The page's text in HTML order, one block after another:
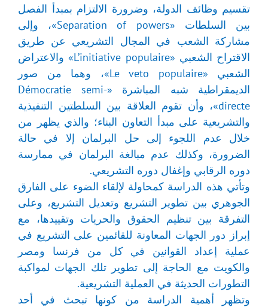
تقسيم وظائف الدولة، وضرورة الالتزام بمبدأ الفصل
بين السلطات «Separation of powers»، وإلى
مشاركة الشعب في المجال التشريعي عن طريق
الاقتراح الشعبي «L’initiative populaire» والاعتراض
الشعبي «Le veto populaire»، وهما من صور
الديمقراطية شبه المباشرة «Démocratie semi-
directe»، وأن تقوم العلاقة بين السلطتين التنفيذية
والتشريعية على مبدأ التعاون البناء؛ والذي يظهر من
خلال عدم اللجوء إلى حل البرلمان إلا في حالة
الضرورة، وكذلك عدم مبالغة البرلمان في ممارسة
دوره الرقابي وإغفال دوره التشريعي.
وتأتي هذه الدراسة كمحاولة لإلقاء الضوء على الفارق
الجوهري بين تطوير التشريع وتعديل التشريع، وعلى
التفرقة بين تنظيم الحقوق والحريات وتقييدها، مع
إبراز دور الجهات المعاونة للقائمين على التشريع في
عملية إعداد القوانين في كل من فرنسا ومصر
والكويت مع الحاجة إلى تطوير تلك الجهات لمواكبة
التطورات الحديثة في العملية التشريعية.
وتظهر أهمية الدراسة من كونها تبحث في أحد